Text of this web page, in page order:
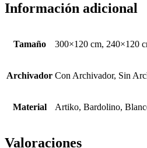
Información adicional
Tamaño 300×120 cm, 240×120
Archivador Con Archivador, Sin
Material Artiko, Bardolino,
Valoraciones